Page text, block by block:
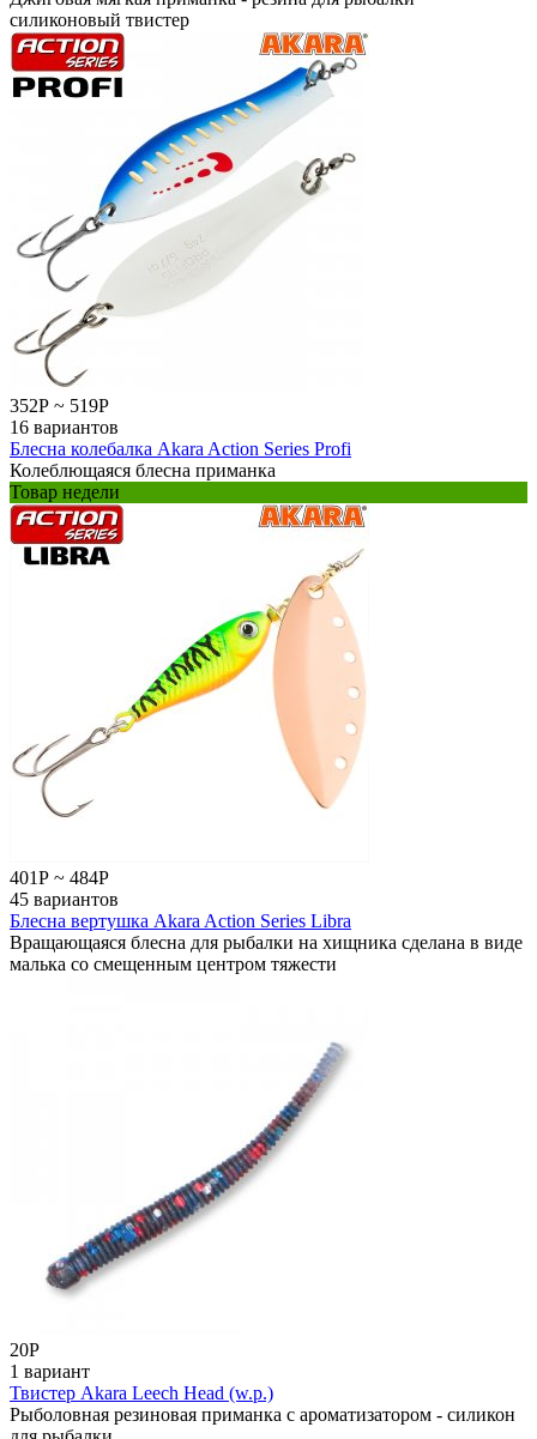
силиконовый твистер
352Р ~ 519Р
16 вариантов
Блесна колебалка Akara Action Series Profi
Колеблющаяся блесна приманка
Товар недели
401Р ~ 484Р
45 вариантов
Блесна вертушка Akara Action Series Libra
Вращающаяся блесна для рыбалки на хищника сделана в виде
малька со смещенным центром тяжести
20Р
1 вариант
Твистер Akara Leech Head (w.p.)
Рыболовная резиновая приманка с ароматизатором - силикон